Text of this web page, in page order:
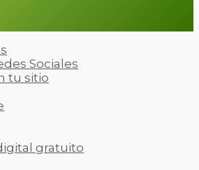
Sociales
tu sitio
gratuito